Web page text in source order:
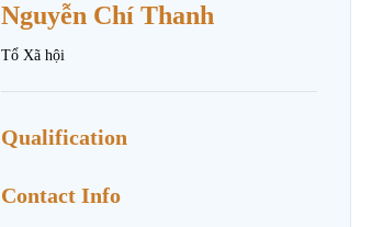
Nguyễn Chí Thanh
Tổ Xã hội
Qualification
Contact Info